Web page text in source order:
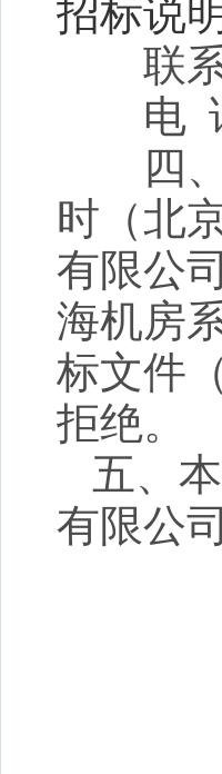
招标说
联系
电
四、
时（北
有限公司
海机房
标文件
拒绝。
五、
有限公